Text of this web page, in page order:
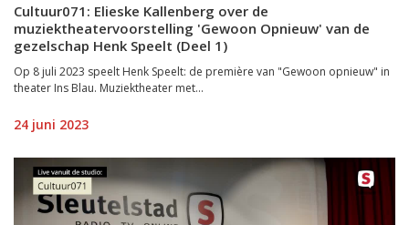
Cultuur071: Elieske Kallenberg over de
muziektheatervoorstelling 'Gewoon Opnieuw' van de
gezelschap Henk Speelt (Deel 1)
Op 8 juli 2023 speelt Henk Speelt: de première van "Gewoon opnieuw" in
theater Ins Blau. ​Muziektheater met...
24 juni 2023